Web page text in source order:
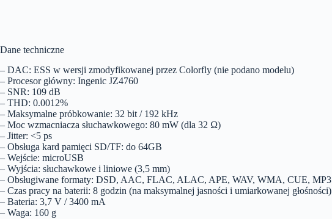
Dane techniczne
– DAC: ESS w wersji zmodyfikowanej przez Colorfly (nie podano modelu)
– Procesor główny: Ingenic JZ4760
– SNR: 109 dB
– THD: 0.0012%
– Maksymalne próbkowanie: 32 bit / 192 kHz
– Moc wzmacniacza słuchawkowego: 80 mW (dla 32 Ω)
– Jitter: <5 ps
– Obsługa kard pamięci SD/TF: do 64GB
– Wejście: microUSB
– Wyjścia: słuchawkowe i liniowe (3,5 mm)
– Obsługiwane formaty: DSD, AAC, FLAC, ALAC, APE, WAV, WMA, CUE, MP3
– Czas pracy na baterii: 8 godzin (na maksymalnej jasności i umiarkowanej głośności)
– Bateria: 3,7 V / 3400 mA
– Waga: 160 g